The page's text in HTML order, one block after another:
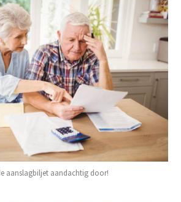
aanslagbiljet aandachtig door!